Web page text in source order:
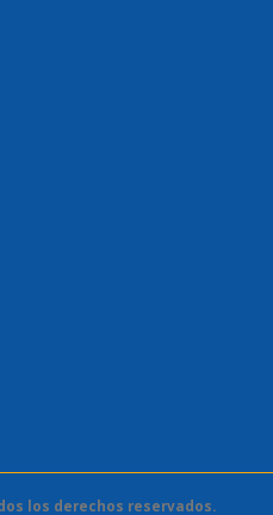
los derechos reservados.